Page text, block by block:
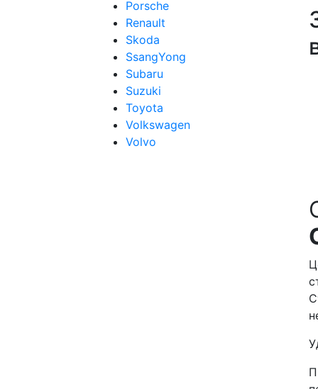
Porsche
Renault
Skoda
SsangYong
Subaru
Suzuki
Toyota
Volkswagen
Volvo